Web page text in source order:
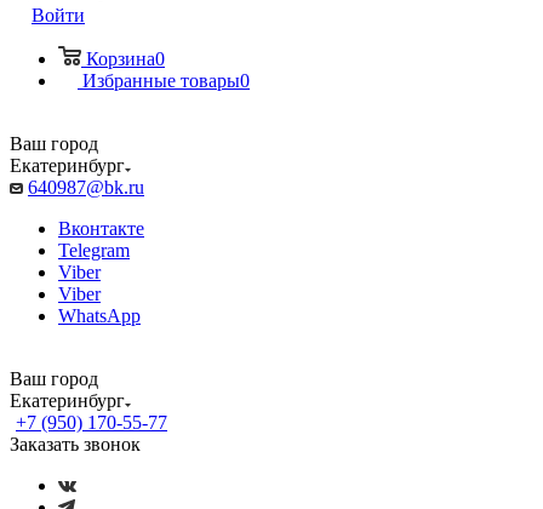
Войти
Корзина0
Избранные товары0
Ваш город
Екатеринбург
640987@bk.ru
Вконтакте
Telegram
Viber
Viber
WhatsApp
Ваш город
Екатеринбург
+7 (950) 170-55-77
Заказать звонок